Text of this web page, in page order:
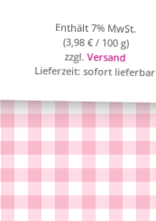
Enthält 7% MwSt.
(3,98€/ 100 g)
zzgl.Versand
Lieferzeit: sofort lieferbar